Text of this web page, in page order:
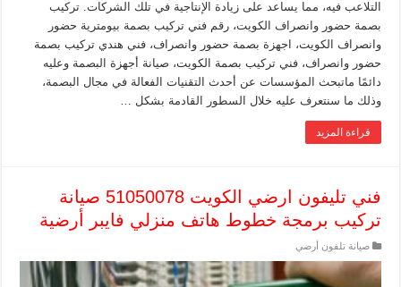
التلاعب فيه، مما يساعد على زيادة الإنتاجية في تلك الشركات. تركيب
بصمة حضور وانصراف الكويت، رقم فني تركيب بصمة بيومترية حضور
وانصراف الكويت، اجهزة بصمة حضور وانصراف، فني هندي تركيب بصمة
حضور وانصراف، فني تركيب بصمة الكويت، صيانة أجهزة البصمة وعليه
دائمًا ماتبحث المؤسسات عن أحدث التقنيات الفعالة في مجال البصمة،
وذلك ما سنتعرف عليه خلال السطور القادمة بشكل …
قراءة المزيد
فني تليفون ارضي الكويت 51050078 صيانة
تركيب برمجة خطوط هاتف منزلي فايبر أرضية
صيانة تلفون أرضي